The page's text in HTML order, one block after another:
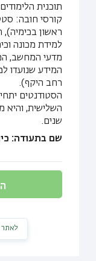
קורסי חובה:
ראשון בכימיה),
למידת מכונה
מדעי המחשב,
המידע שנועדו
רחב היקף).
הסטודנטים
השלישית, והיא
שנים.
שם בתעודה: